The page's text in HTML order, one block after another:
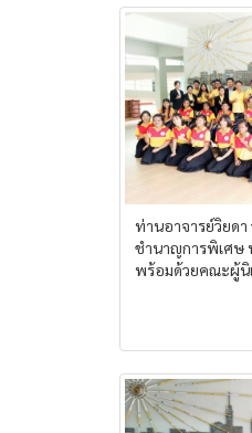
ท่านอาจารย์วิยด
ชำนาญการพิเศษ
พร้อมด้วยคณะผู้นิ